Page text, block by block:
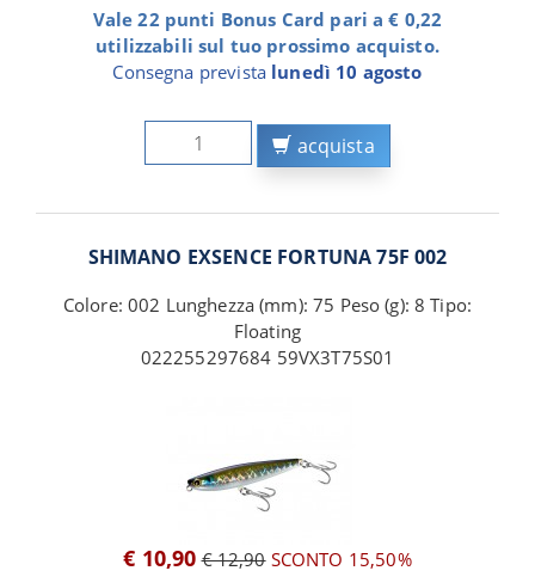
Vale 22 punti Bonus Card pari a € 0,22
utilizzabili sul tuo prossimo acquisto.
Consegna prevista lunedì 10 agosto
acquista
SHIMANO EXSENCE FORTUNA 75F 002
Colore: 002 Lunghezza (mm): 75 Peso (g): 8 Tipo:
Floating
022255297684 59VX3T75S01
€ 10,90 € 12,90SCONTO 15,50%